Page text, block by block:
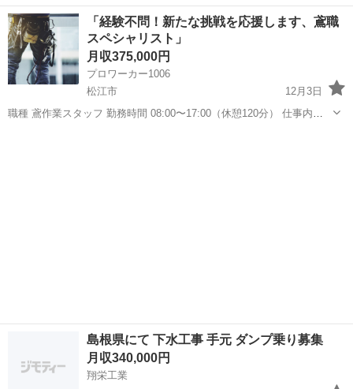
け1月〜年内 単価 税別20000円 人数 最低5名 可能であれば5名〜10名
交通費支給 末締め翌月末払い 建設業許可 ...
島根 松江市 松江しんじ湖温泉駅 土木 一人親方
「経験不問！新たな挑戦を応援します、鳶職
スペシャリスト」
月収375,000円
プロワーカー1006
松江市
12月3日
職種 鳶作業スタッフ 勤務時間 08:00〜17:00（休憩120分） 仕事内容
島根県にて 下水工事 手元 ダンプ乗り募集
月収340,000円
翔栄工業